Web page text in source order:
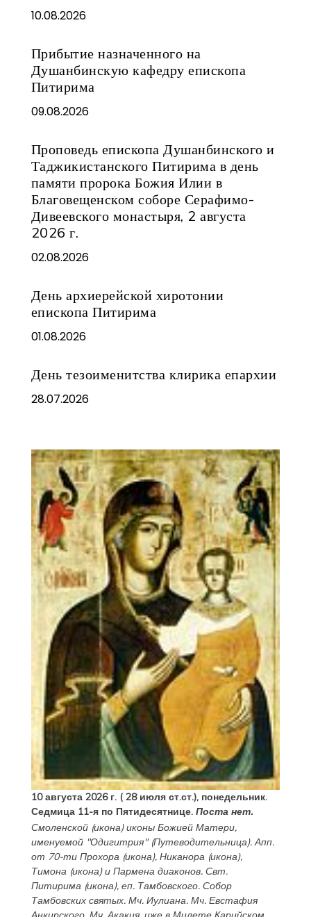
10.08.2026
Прибытие назначенного на
Душанбинскую кафедру епископа
Питирима
09.08.2026
Проповедь епископа Душанбинского и
Таджикистанского Питирима в день
памяти пророка Божия Илии в
Благовещенском соборе Серафимо-
Дивеевского монастыря, 2 августа
2026 г.
02.08.2026
День архиерейской хиротонии
епископа Питирима
01.08.2026
День тезоименитства клирика епархии
28.07.2026
10 августа 2026 г. ( 28 июля ст.ст.), понедельник.
Седмица 11-я по Пятидесятнице. Поста нет.
Смоленской(икона) иконы Божией Матери,
именуемой "Одигитрия" (Путеводительница). Апп.
от 70-ти Прохора(икона), Никанора(икона),
Тимона(икона) и Парменадиаконов. Свт.
Питирима(икона), еп. Тамбовского. Собор
Тамбовских святых. Мч. Иулиана. Мч. Евстафия